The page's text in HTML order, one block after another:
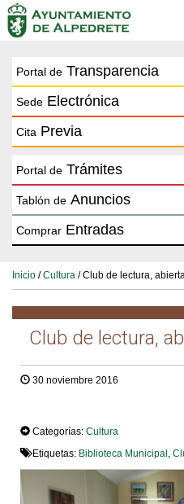
Portal de Transparencia
Sede Electrónica
Cita Previa
Portal de Trámites
Tablón de Anuncios
Comprar Entradas
Inicio /Cultura / Club de lectura,
Club de lectura,
30 noviembre 2016
Categorías: Cultura
Etiquetas: Biblioteca Municipal